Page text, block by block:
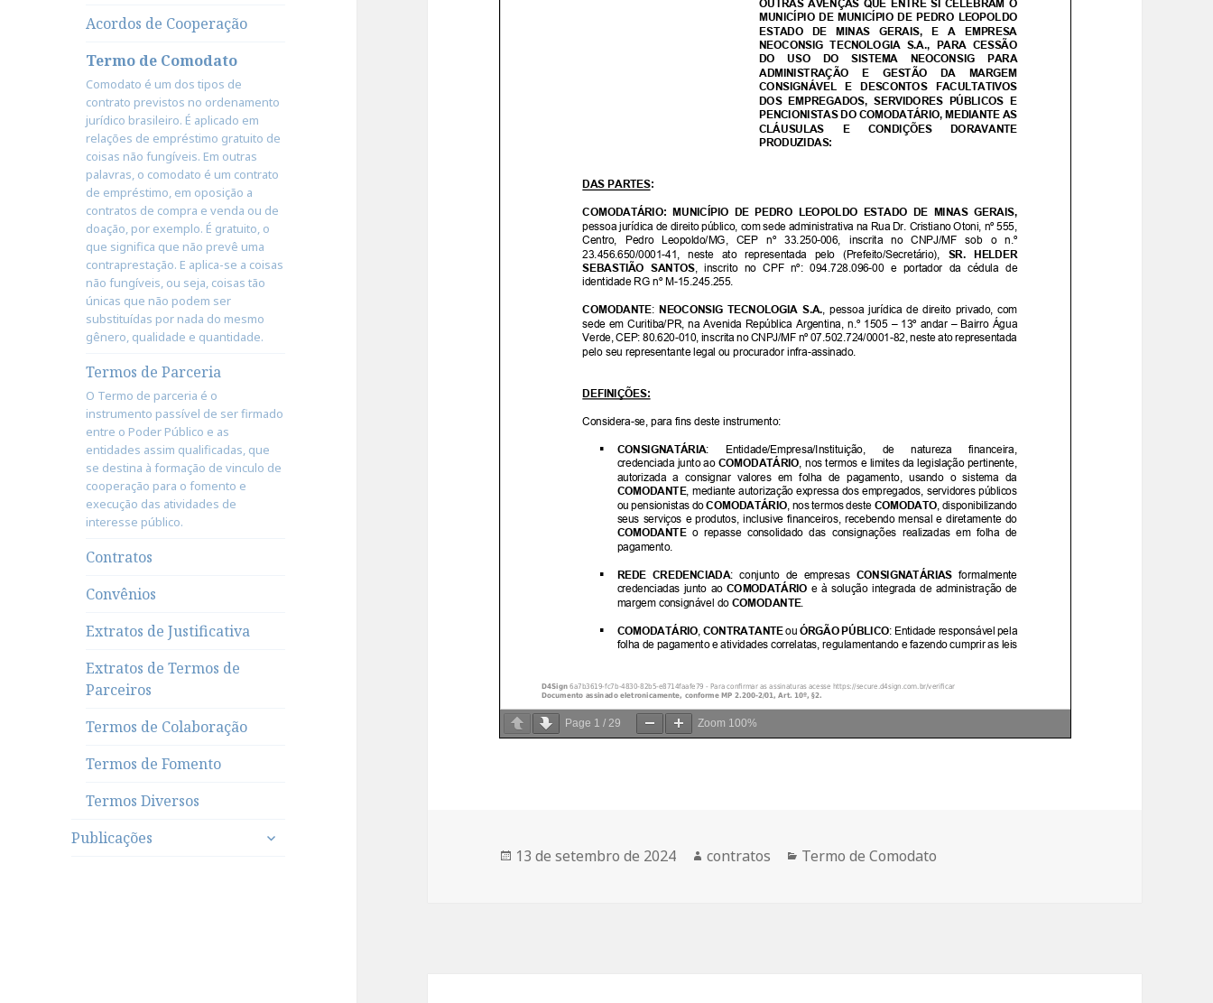
Acordos de Cooperação
Termo de Comodato
Comodato é um dos tipos de
contrato previstos no ordenamento
jurídico brasileiro. É aplicado em
relações de empréstimo gratuito de
coisas não fungíveis. Em outras
palavras, o comodato é um contrato
de empréstimo, em oposição a
contratos de compra e venda ou de
doação, por exemplo. É gratuito, o
que significa que não prevê uma
contraprestação. E aplica-se a coisas
não fungíveis, ou seja, coisas tão
únicas que não podem ser
substituídas por nada do mesmo
gênero, qualidade e quantidade.
Termos de Parceria
O Termo de parceria é o
instrumento passível de ser firmado
entre o Poder Público e as
entidades assim qualificadas, que
se destina à formação de vinculo de
cooperação para o fomento e
execução das atividades de
interesse público.
Contratos
Convênios
Extratos de Justificativa
Extratos de Termos de
Parceiros
Termos de Colaboração
Termos de Fomento
Termos Diversos
Publicações
expandir
Page 1 / 29 Zoom 100%
Publicado
13 de setembro de 2024 Autor
contratos Categorias
Termo de Comodato